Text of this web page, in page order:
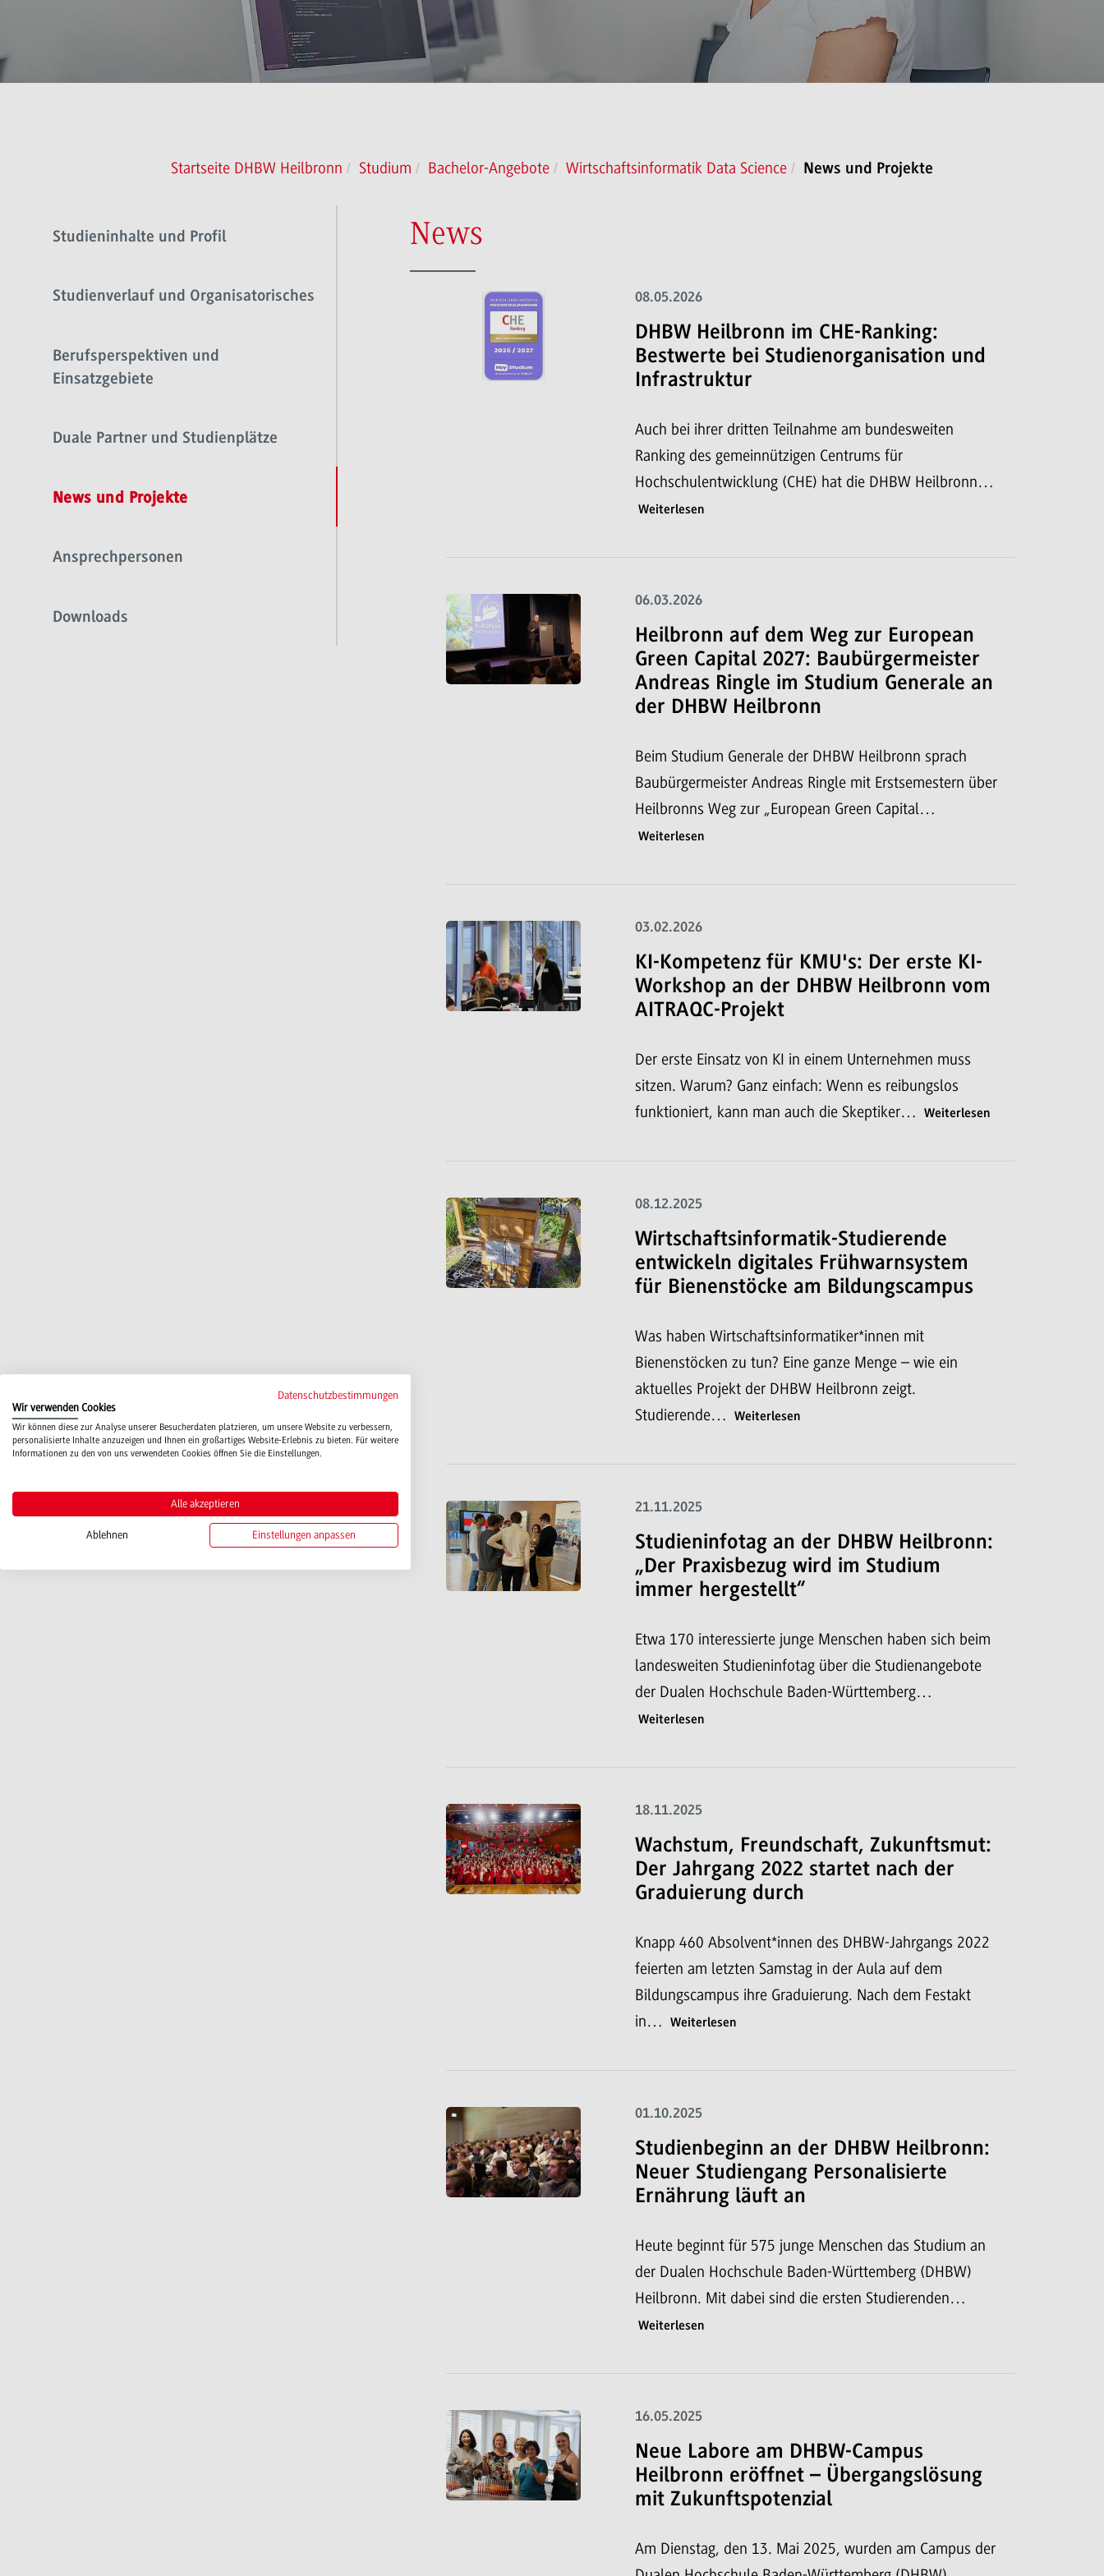
Startseite DHBW Heilbronn Studium Bachelor-Angebote Wirtschaftsinformatik Data Science News und Projekte
Studieninhalte und Profil
Studienverlauf und Organisatorisches
Berufsperspektiven und
Einsatzgebiete
Duale Partner und Studienplätze
News und Projekte
Ansprechpersonen
Downloads
News
08.05.2026
DHBW Heilbronn im CHE-Ranking:
Bestwerte bei Studienorganisation und
Infrastruktur
Auch bei ihrer dritten Teilnahme am bundesweiten
Ranking des gemeinnützigen Centrums für
Hochschulentwicklung (CHE) hat die DHBW Heilbronn…
Weiterlesen
06.03.2026
Heilbronn auf dem Weg zur European
Green Capital 2027: Baubürgermeister
Andreas Ringle im Studium Generale an
der DHBW Heilbronn
Beim Studium Generale der DHBW Heilbronn sprach
Baubürgermeister Andreas Ringle mit Erstsemestern über
Heilbronns Weg zur „European Green Capital…
Weiterlesen
03.02.2026
KI-Kompetenz für KMU's: Der erste KI-
Workshop an der DHBW Heilbronn vom
AITRAQC-Projekt
Der erste Einsatz von KI in einem Unternehmen muss
sitzen. Warum? Ganz einfach: Wenn es reibungslos
funktioniert, kann man auch die Skeptiker…
Weiterlesen
08.12.2025
Wirtschaftsinformatik-Studierende
entwickeln digitales Frühwarnsystem
für Bienenstöcke am Bildungscampus
Was haben Wirtschaftsinformatiker*innen mit
Bienenstöcken zu tun? Eine ganze Menge – wie ein
aktuelles Projekt der DHBW Heilbronn zeigt.
Studierende…
Weiterlesen
21.11.2025
Studieninfotag an der DHBW Heilbronn:
„Der Praxisbezug wird im Studium
immer hergestellt“
Etwa 170 interessierte junge Menschen haben sich beim
landesweiten Studieninfotag über die Studienangebote
der Dualen Hochschule Baden-Württemberg…
Weiterlesen
18.11.2025
Wachstum, Freundschaft, Zukunftsmut:
Der Jahrgang 2022 startet nach der
Graduierung durch
Knapp 460 Absolvent*innen des DHBW-Jahrgangs 2022
feierten am letzten Samstag in der Aula auf dem
Bildungscampus ihre Graduierung. Nach dem Festakt
in…
Weiterlesen
01.10.2025
Studienbeginn an der DHBW Heilbronn:
Neuer Studiengang Personalisierte
Ernährung läuft an
Heute beginnt für 575 junge Menschen das Studium an
der Dualen Hochschule Baden-Württemberg (DHBW)
Heilbronn. Mit dabei sind die ersten Studierenden…
Weiterlesen
16.05.2025
Neue Labore am DHBW-Campus
Heilbronn eröffnet – Übergangslösung
mit Zukunftspotenzial
Am Dienstag, den 13. Mai 2025, wurden am Campus der
Datenschutzbestimmungen
Wir verwenden Cookies
Wir können diese zur Analyse unserer Besucherdaten platzieren, um unsere Website zu verbessern,
personalisierte Inhalte anzuzeigen und Ihnen ein großartiges Website-Erlebnis zu bieten. Für weitere
Informationen zu den von uns verwendeten Cookies öffnen Sie die Einstellungen.
Alle akzeptieren
Ablehnen Einstellungen anpassen